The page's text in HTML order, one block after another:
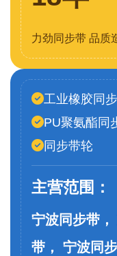
力劲同步带 品质
工业橡胶同
PU聚氨酯同
同步带轮
主营范围：
宁波同步带
带， 宁波同